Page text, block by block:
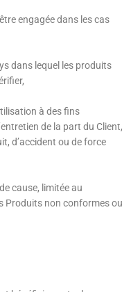
engagée dans les cas
dans lequel les produits
à des fins
de la part du Client,
d’accident ou de force
cause, limitée au
Produits non conformes ou